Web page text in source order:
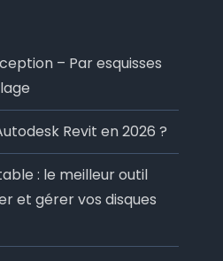
– Par esquisses
Revit en 2026 ?
: le meilleur outil
et gérer vos disques